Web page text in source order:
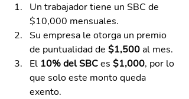
Un trabajador tiene un SBC de
$10,000 mensuales.
Su empresa le otorga un premio
de puntualidad de $1,500 al mes.
El 10% del SBC es $1,000, por lo
que solo este monto queda
exento.